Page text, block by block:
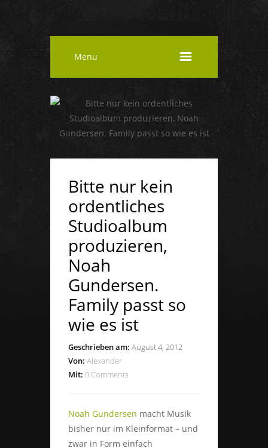
Menu
Bitte nur kein
ordentliches
Studioalbum
produzieren,
Noah
Gundersen.
Family passt so
wie es ist
Geschrieben am: August 4, 2012
Von: Alexander
Mit: 0 Comments
Noah Gundersen macht Musik
bisher nur im Kleinformat – und
zwar in Form einfach